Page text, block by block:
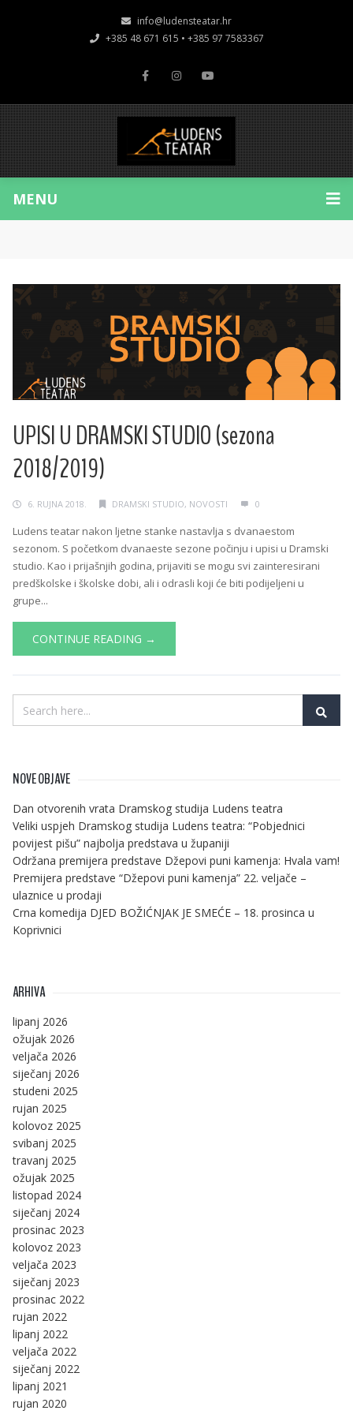
info@ludensteatar.hr
+385 48 671 615 • +385 97 7583367
MENU
UPISI U DRAMSKI STUDIO (sezona
2018/2019)
6. RUJNA 2018. DRAMSKI STUDIO, NOVOSTI 0
Ludens teatar nakon ljetne stanke nastavlja s dvanaestom
sezonom. S početkom dvanaeste sezone počinju i upisi u Dramski
studio. Kao i prijašnjih godina, prijaviti se mogu svi zainteresirani
predškolske i školske dobi, ali i odrasli koji će biti podijeljeni u
grupe...
CONTINUE READING →
NOVE OBJAVE
Dan otvorenih vrata Dramskog studija Ludens teatra
Veliki uspjeh Dramskog studija Ludens teatra: “Pobjednici
povijest pišu” najbolja predstava u županiji
Održana premijera predstave Džepovi puni kamenja: Hvala vam!
Premijera predstave “Džepovi puni kamenja” 22. veljače –
ulaznice u prodaji
Crna komedija DJED BOŽIĆNJAK JE SMEĆE – 18. prosinca u
Koprivnici
ARHIVA
lipanj 2026
ožujak 2026
veljača 2026
siječanj 2026
studeni 2025
rujan 2025
kolovoz 2025
svibanj 2025
travanj 2025
ožujak 2025
listopad 2024
siječanj 2024
prosinac 2023
kolovoz 2023
veljača 2023
siječanj 2023
prosinac 2022
rujan 2022
lipanj 2022
veljača 2022
siječanj 2022
lipanj 2021
rujan 2020